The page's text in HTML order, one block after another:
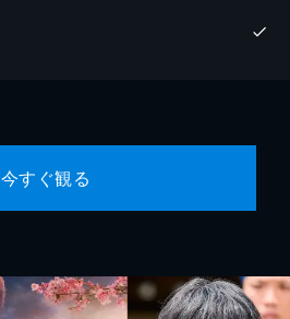
今すぐ観る